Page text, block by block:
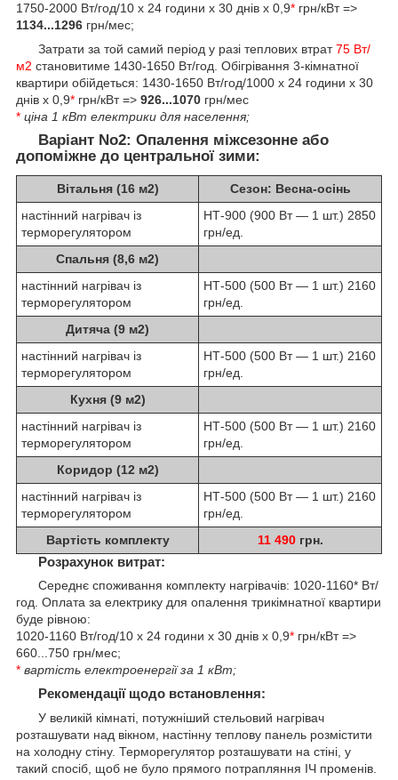
1750-2000 Вт/год/10 х 24 години x 30 днів х 0,9* грн/кВт =>
1134...1296 грн/мес;
Затрати за той самий період у разі теплових втрат75 Вт/
м2 становитиме 1430-1650 Вт/год. Обігрівання 3-кімнатної
квартири обійдеться: 1430-1650 Вт/год/1000 х 24 години x 30
днів х 0,9* грн/кВт => 926...1070 грн/мес
* ціна 1 кВт електрики для населення;
Варіант No2: Опалення міжсезонне або
допоміжне до центральної зими:
Вітальня (16 м2)
Сезон: Весна-осінь
настінний нагрівач із
терморегулятором
НТ-900 (900 Вт — 1 шт.) 2850
грн/ед.
Спальня (8,6 м2)
настінний нагрівач із
терморегулятором
НТ-500 (500 Вт — 1 шт.) 2160
грн/ед.
Дитяча (9 м2)
настінний нагрівач із
терморегулятором
НТ-500 (500 Вт — 1 шт.) 2160
грн/ед.
Кухня (9 м2)
настінний нагрівач із
терморегулятором
НТ-500 (500 Вт — 1 шт.) 2160
грн/ед.
Коридор (12 м2)
настінний нагрівач із
терморегулятором
НТ-500 (500 Вт — 1 шт.) 2160
грн/ед.
Вартість комплекту
11 490 грн.
Розрахунок витрат:
Середнє споживання комплекту нагрівачів: 1020-1160* Вт/
год. Оплата за електрику для опалення трикімнатної квартири
буде рівною:
1020-1160 Вт/год/10 х 24 години x 30 днів х 0,9* грн/кВт =>
660...750 грн/мес;
* вартість електроенергії за 1 кВт;
Рекомендації щодо встановлення:
У великій кімнаті, потужніший стельовий нагрівач
розташувати над вікном, настінну теплову панель розмістити
на холодну стіну. Терморегулятор розташувати на стіні, у
такий спосіб, щоб не було прямого потрапляння ІЧ променів.